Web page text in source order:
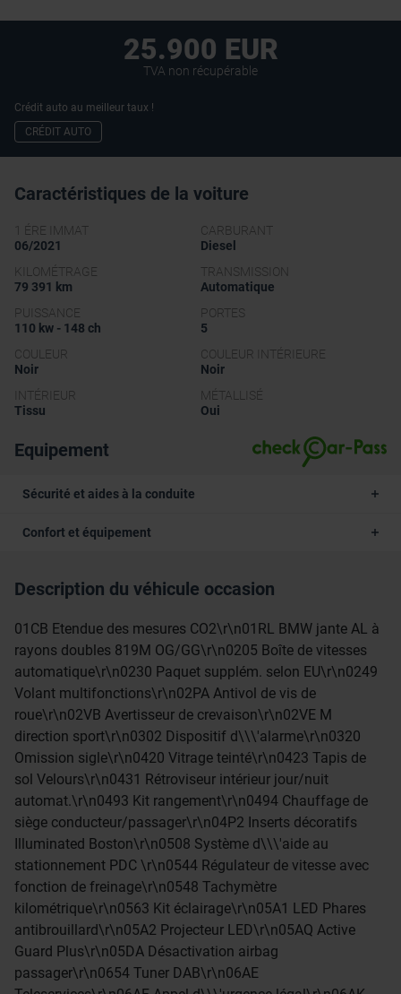
25.900 EUR
TVA non récupérable
Crédit auto au meilleur taux !
CRÉDIT AUTO
Caractéristiques de la voiture
1 ÉRE IMMAT
06/2021
CARBURANT
Diesel
KILOMÉTRAGE
79 391 km
TRANSMISSION
Automatique
PUISSANCE
110 kw - 148 ch
PORTES
5
COULEUR
Noir
COULEUR INTÉRIEURE
Noir
INTÉRIEUR
Tissu
MÉTALLISÉ
Oui
Equipement
Sécurité et aides à la conduite
Confort et équipement
Description du véhicule occasion
01CB Etendue des mesures CO2\r\n01RL BMW jante AL à
rayons doubles 819M OG/GG\r\n0205 Boîte de vitesses
automatique\r\n0230 Paquet supplém. selon EU\r\n0249
Volant multifonctions\r\n02PA Antivol de vis de
roue\r\n02VB Avertisseur de crevaison\r\n02VE M
direction sport\r\n0302 Dispositif d\\\'alarme\r\n0320
Omission sigle\r\n0420 Vitrage teinté\r\n0423 Tapis de
sol Velours\r\n0431 Rétroviseur intérieur jour/nuit
automat.\r\n0493 Kit rangement\r\n0494 Chauffage de
siège conducteur/passager\r\n04P2 Inserts décoratifs
Illuminated Boston\r\n0508 Système d\\\'aide au
stationnement PDC \r\n0544 Régulateur de vitesse avec
fonction de freinage\r\n0548 Tachymètre
kilométrique\r\n0563 Kit éclairage\r\n05A1 LED Phares
antibrouillard\r\n05A2 Projecteur LED\r\n05AQ Active
Guard Plus\r\n05DA Désactivation airbag
passager\r\n0654 Tuner DAB\r\n06AE